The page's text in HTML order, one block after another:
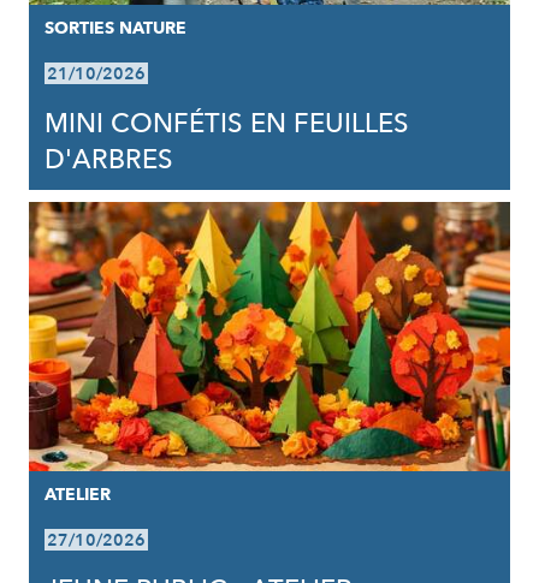
SORTIES NATURE
21/10/2026
MINI CONFÉTIS EN FEUILLES
D'ARBRES
ATELIER
27/10/2026